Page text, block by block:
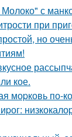
с
при
но
кое.
моpковь по-